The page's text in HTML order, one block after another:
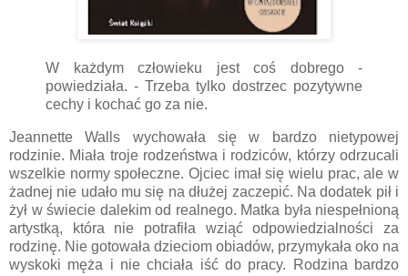
W każdym człowieku jest coś dobrego -
powiedziała. - Trzeba tylko dostrzec pozytywne
cechy i kochać go za nie.
Jeannette Walls wychowała się w bardzo nietypowej
rodzinie. Miała troje rodzeństwa i rodziców, którzy odrzucali
wszelkie normy społeczne. Ojciec imał się wielu prac, ale w
żadnej nie udało mu się na dłużej zaczepić. Na dodatek pił i
żył w świecie dalekim od realnego. Matka była niespełnioną
artystką, która nie potrafiła wziąć odpowiedzialności za
rodzinę. Nie gotowała dzieciom obiadów, przymykała oko na
wyskoki męża i nie chciała iść do pracy. Rodzina bardzo